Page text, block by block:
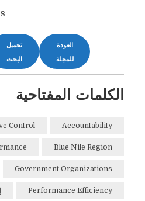
العودة
للمجلة
تحميل
البحث
الكلمات المفتاحية
Accountability
Control
Blue Nile Region
Government Organizations
Performance Efficiency